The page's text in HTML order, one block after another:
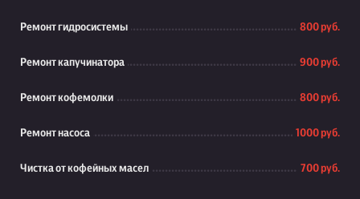
Ремонт гидросистемы 800 руб.
Ремонт капучинатора 900 руб.
Ремонт кофемолки 800 руб.
Ремонт насоса 1000 руб.
Чистка от кофейных масел 700 руб.